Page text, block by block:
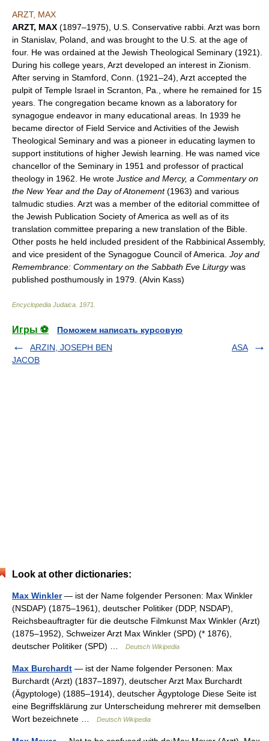
ARZT, MAX
ARZT, MAX (1897–1975), U.S. Conservative rabbi. Arzt was born
in Stanislav, Poland, and was brought to the U.S. at the age of
four. He was ordained at the Jewish Theological Seminary (1921).
During his college years, Arzt developed an interest in Zionism.
After serving in Stamford, Conn. (1921–24), Arzt accepted the
pulpit of Temple Israel in Scranton, Pa., where he remained for 15
years. The congregation became known as a laboratory for
synagogue endeavor in many educational areas. In 1939 he
became director of Field Service and Activities of the Jewish
Theological Seminary and was a pioneer in educating laymen to
support institutions of higher Jewish learning. He was named vice
chancellor of the Seminary in 1951 and professor of practical
theology in 1962. He wrote Justice and Mercy, a Commentary on
the New Year and the Day of Atonement(1963) and various
talmudic studies. Arzt was a member of the editorial committee of
the Jewish Publication Society of America as well as of its
translation committee preparing a new translation of the Bible.
Other posts he held included president of the Rabbinical Assembly,
and vice president of the Synagogue Council of America. Joy and
Remembrance: Commentary on the Sabbath Eve Liturgywas
published posthumously in 1979. (Alvin Kass)
Encyclopedia Judaica 1971
Игры ⚽
Поможем написать курсовую
ARZIN, JOSEPH BEN
JACOB
ASA
Look at other dictionaries:
Max Winkler— ist der Name folgender Personen: Max Winkler
(NSDAP) (1875–1961), deutscher Politiker (DDP, NSDAP),
Reichsbeauftragter für die deutsche Filmkunst Max Winkler (Arzt)
(1875–1952), Schweizer Arzt Max Winkler (SPD) (* 1876),
deutscher Politiker (SPD) …
Deutsch Wikipedia
Max Burchardt — ist der Name folgender Personen: Max
Burchardt (Arzt) (1837–1897), deutscher Arzt Max Burchardt
(Ägyptologe) (1885–1914), deutscher Ägyptologe Diese Seite ist
eine Begriffsklärung zur Unterscheidung mehrerer mit demselben
Wort bezeichnete …
Deutsch Wikipedia